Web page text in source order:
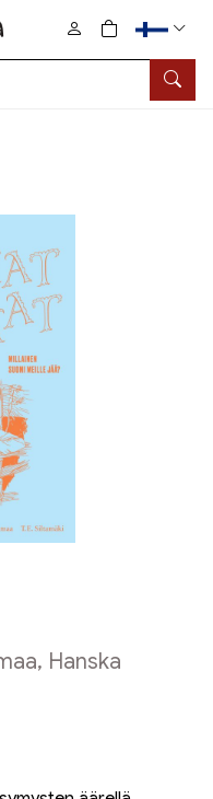
Hae
0
tuotetta
Hanska